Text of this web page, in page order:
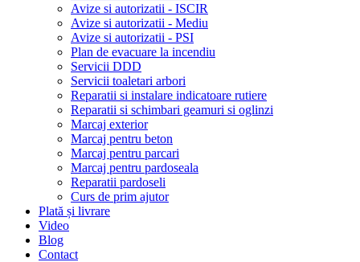
Avize si autorizatii - ISCIR
Avize si autorizatii - Mediu
Avize si autorizatii - PSI
Plan de evacuare la incendiu
Servicii DDD
Servicii toaletari arbori
Reparatii si instalare indicatoare rutiere
Reparatii si schimbari geamuri si oglinzi
Marcaj exterior
Marcaj pentru beton
Marcaj pentru parcari
Marcaj pentru pardoseala
Reparatii pardoseli
Curs de prim ajutor
Plată și livrare
Video
Blog
Contact